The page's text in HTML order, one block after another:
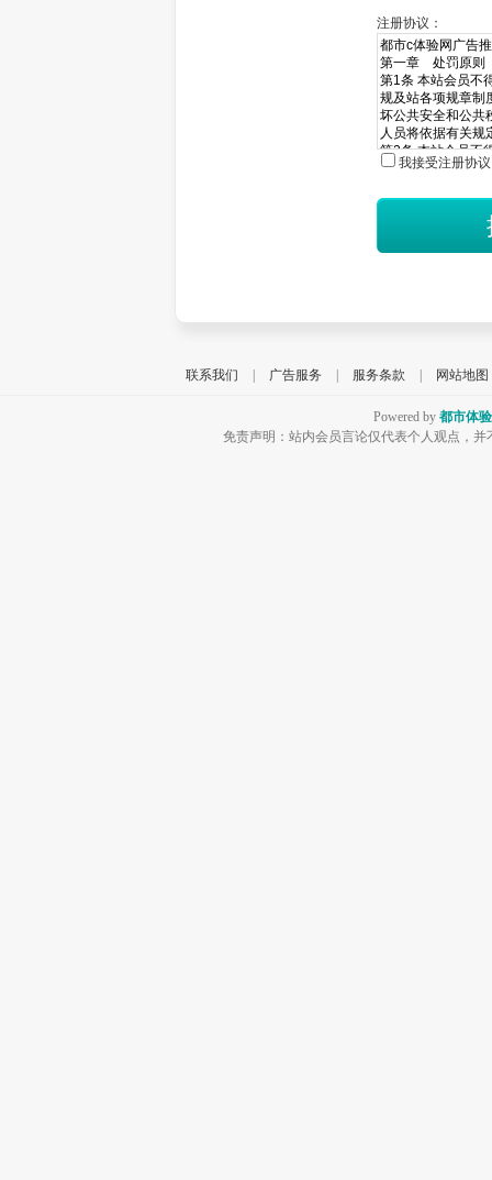
注册协议：
我接受注册协议
联系我们 广告服务 服务条款 网站地图
Powered by 都市体
免责声明：站内会员言论仅代表个人观点，